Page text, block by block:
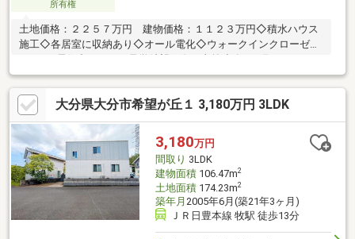
所有権
土地価格：２２５７万円 建物価格：１１２３万円◇積水ハウス
施工◇各居室に収納あり◇オール電化◇ウォークインクローゼッ
ます。※写真中の家財や車などは価格に含まれておりません。
大分県大分市希望が丘１ 3,180万円 3LDK
3,180万円
間取り 3LDK
建物面積106.47m2
土地面積174.23m2
築年月 2005年6月(築21年3ヶ月)
ＪＲ日豊本線 牧駅 徒歩13分